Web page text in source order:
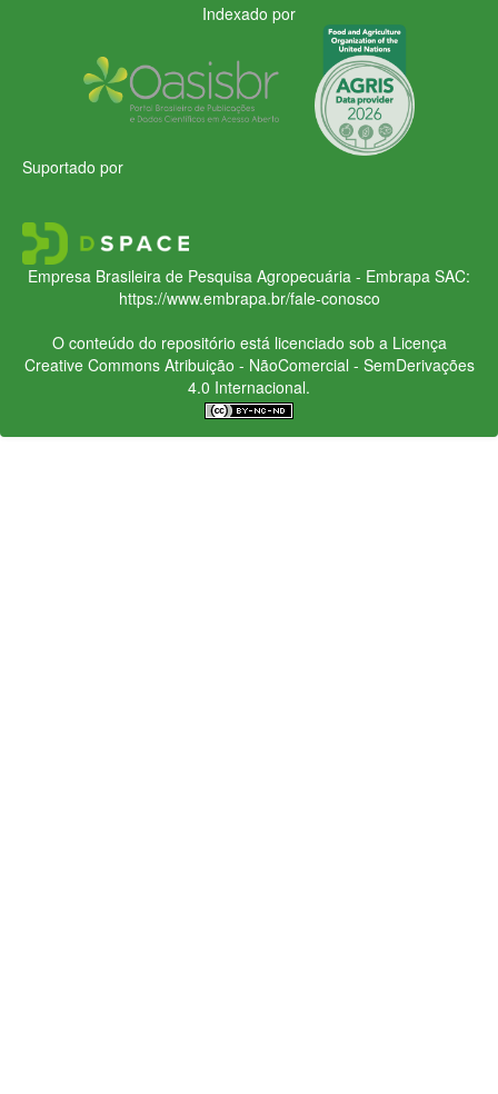
Indexado por
Suportado por
Empresa Brasileira de Pesquisa Agropecuária - Embrapa SAC:
https://www.embrapa.br/fale-conosco
O conteúdo do repositório está licenciado sob a Licença
Creative CommonsAtribuição - NãoComercial - SemDerivações
4.0 Internacional.